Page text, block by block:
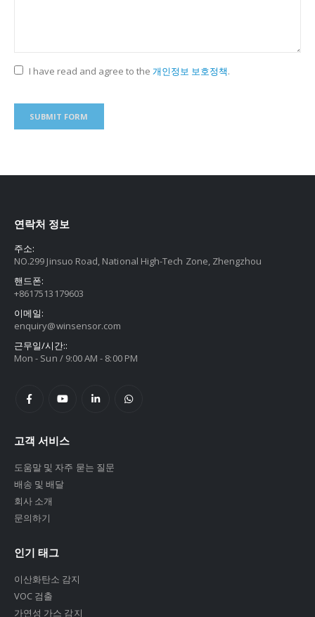
I have read and agree to the 개인정보 보호정책.
연락처 정보
주소:
NO.299 Jinsuo Road, National High-Tech Zone, Zhengzhou
핸드폰:
+8617513179603
이메일:
enquiry@winsensor.com
근무일/시간::
Mon - Sun / 9:00 AM - 8:00 PM
고객 서비스
도움말 및 자주 묻는 질문
배송 및 배달
회사 소개
문의하기
인기 태그
이산화탄소 감지
VOC 검출
가연성 가스 감지